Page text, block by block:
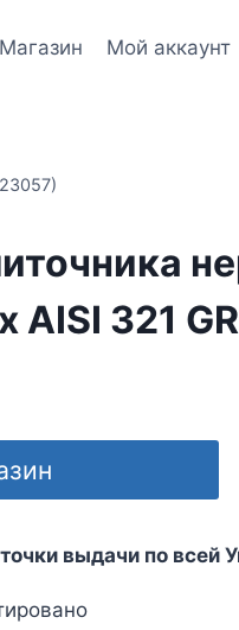
Магазин Мой аккаунт
AISI 321
выдачи по всей